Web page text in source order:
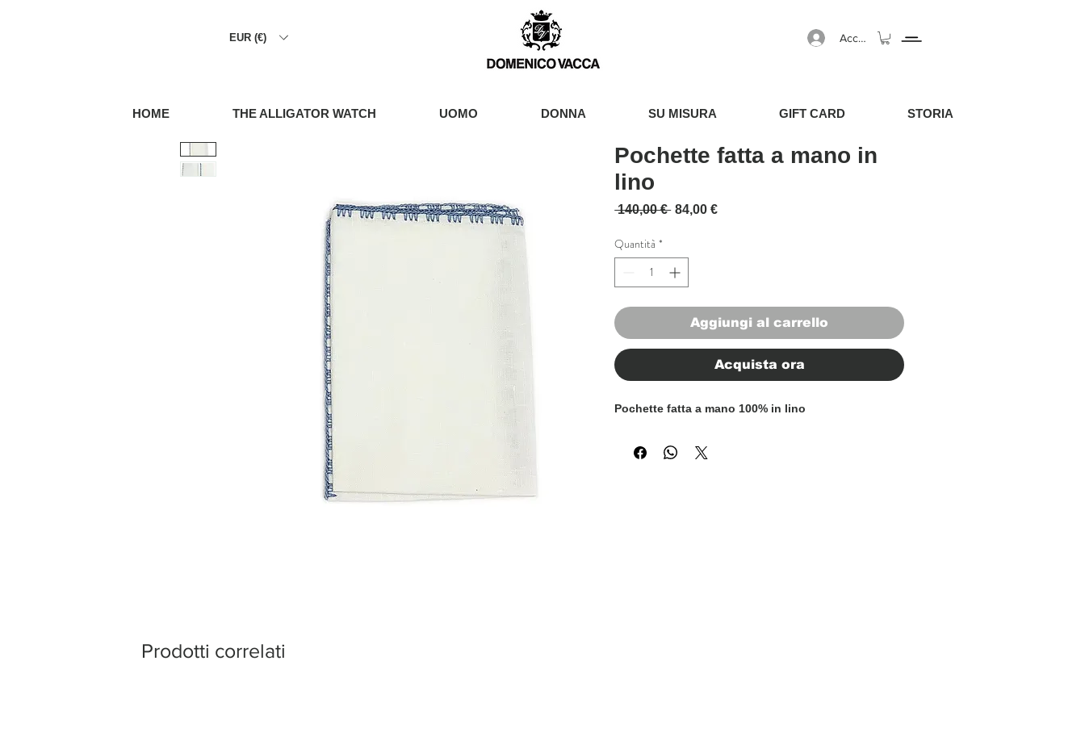
EUR (€) Accedi
HOME THE ALLIGATOR WATCH UOMO DONNA SU MISURA GIFT CARD STORIA
Pochette fatta a mano in
lino
140,00 € Prezzo regolare
84,00 €Prezzo scontato
Quantità *
Aggiungi al carrello
Acquista ora
Pochette fatta a mano 100% in lino
Prodotti correlati